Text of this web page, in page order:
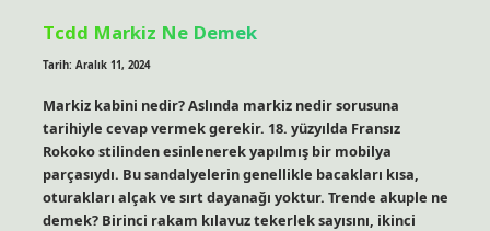
Tcdd Markiz Ne Demek
Tarih: Aralık 11, 2024
Markiz kabini nedir? Aslında markiz nedir sorusuna
tarihiyle cevap vermek gerekir. 18. yüzyılda Fransız
Rokoko stilinden esinlenerek yapılmış bir mobilya
parçasıydı. Bu sandalyelerin genellikle bacakları kısa,
oturakları alçak ve sırt dayanağı yoktur. Trende akuple ne
demek? Birinci rakam kılavuz tekerlek sayısını, ikinci